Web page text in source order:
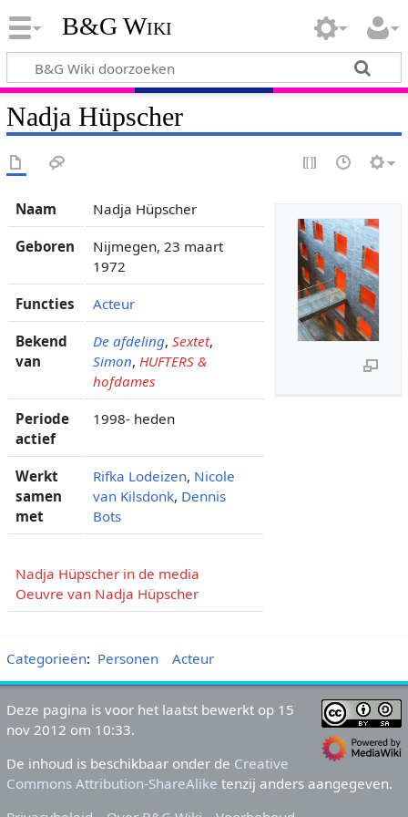
B&G Wiki
Nadja Hüpscher
Naam Nadja Hüpscher
Geboren
Nijmegen, 23 maart
1972
Functies Acteur
Bekend
van
De afdeling, Sextet,
Simon, HUFTERS &
hofdames
Periode
actief
1998- heden
Werkt
samen
met
Rifka Lodeizen, Nicole
van Kilsdonk, Dennis
Bots
Nadja Hüpscher in de media
Oeuvre van Nadja Hüpscher
Categorieën: Personen Acteur
Deze pagina is voor het laatst bewerkt op 15
nov 2012 om 10:33.
De inhoud is beschikbaar onder de Creative
Commons Attribution-ShareAlike tenzij anders aangegeven.